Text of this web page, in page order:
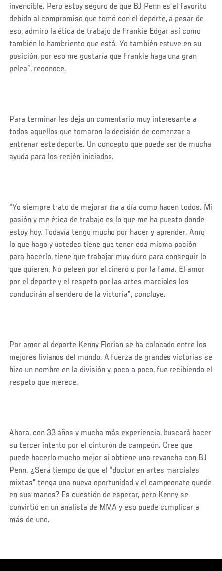
invencible. Pero estoy seguro de que BJ Penn es el favorito
debido al compromiso que tomó con el deporte, a pesar de
eso, admiro la ética de trabajo de Frankie Edgar así como
también lo hambriento que está. Yo también estuve en su
posición, por eso me gustaría que Frankie haga una gran
pelea”, reconoce.
Para terminar les deja un comentario muy interesante a
todos aquellos que tomaron la decisión de comenzar a
entrenar este deporte. Un concepto que puede ser de mucha
ayuda para los recién iniciados.
“Yo siempre trato de mejorar día a día como hacen todos. Mi
pasión y me ética de trabajo es lo que me ha puesto donde
estoy hoy. Todavía tengo mucho por hacer y aprender. Amo
lo que hago y ustedes tiene que tener esa misma pasión
para hacerlo, tiene que trabajar muy duro para conseguir lo
que quieren. No peleen por el dinero o por la fama. El amor
por el deporte y el respeto por las artes marciales los
conducirán al sendero de la victoria”, concluye.
Por amor al deporte Kenny Florian se ha colocado entre los
mejores livianos del mundo. A fuerza de grandes victorias se
hizo un nombre en la división y, poco a poco, fue recibiendo el
respeto que merece.
Ahora, con 33 años y mucha más experiencia, buscará hacer
su tercer intento por el cinturón de campeón. Cree que
puede hacerlo mucho mejor si obtiene una revancha con BJ
Penn. ¿Será tiempo de que el “doctor en artes marciales
mixtas” tenga una nueva oportunidad y el campeonato quede
en sus manos? Es cuestión de esperar, pero Kenny se
convirtió en un analista de MMA y eso puede complicar a
más de uno.